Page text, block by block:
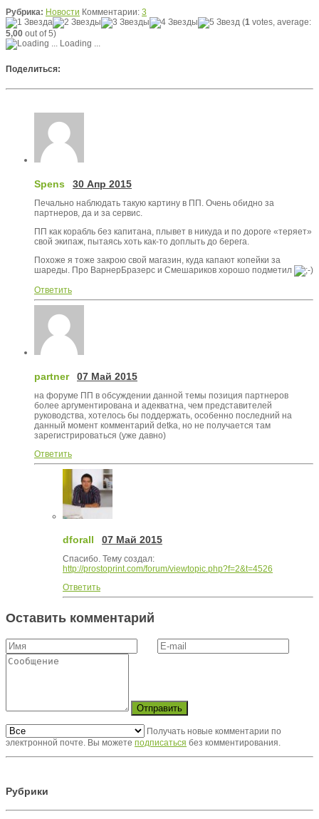
Рубрика: Новости Комментарии: 3
(1 votes, average:
5,00 out of 5)
Loading ...
Поделиться:
Spens 30 Апр 2015
Печально наблюдать такую картину в ПП. Очень обидно за
партнеров, да и за сервис.
ПП как корабль без капитана, плывет в никуда и по дороге «теряет»
свой экипаж, пытаясь хоть как-то доплыть до берега.
Похоже я тоже закрою свой магазин, куда капают копейки за
шареды. Про ВарнерБразерс и Смешариков хорошо подметил
Ответить
partner 07 Май 2015
на форуме ПП в обсуждении данной темы позиция партнеров
более аргументирована и адекватна, чем представителей
руководства, хотелось бы поддержать, особенно последний на
данный момент комментарий detka, но не получается там
зарегистрироваться (уже давно)
Ответить
dforall 07 Май 2015
Спасибо. Тему создал:
http://prostoprint.com/forum/viewtopic.php?f=2&t=4526
Ответить
Оставить комментарий
Отправить
Получать новые комментарии по
электронной почте. Вы можете подписаться без комментирования.
Рубрики